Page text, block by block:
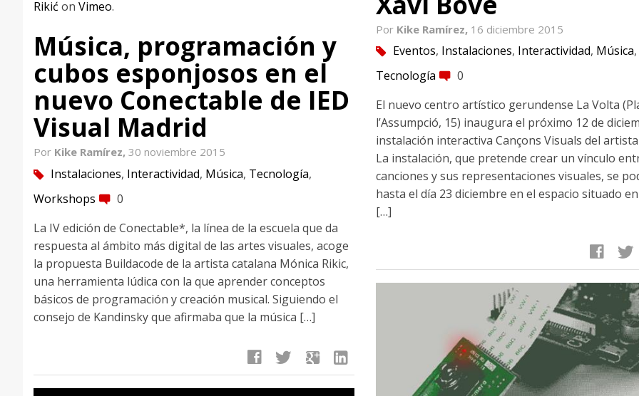
Por Kike Ramírez, 16 diciembre 2015
tag Eventos, Instalaciones, Interactividad, Música,
Tecnología comment 0
El nuevo centro artístico gerundense La Volta
l’Assumpció, 15) inaugura el próximo 12 de
instalación interactiva Cançons Visuals del artista
La instalación, que pretende crear un vínculo
canciones y sus representaciones visuales, se
hasta el día 23 diciembre en el espacio situado
[…]
facebook twitter
Rikić on Vimeo.
Música, programación y
cubos esponjosos en el
nuevo Conectable de IED
Visual Madrid
Por Kike Ramírez, 30 noviembre 2015
tag Instalaciones, Interactividad, Música, Tecnología,
Workshops comment 0
La IV edición de Conectable*, la línea de la escuela que da
respuesta al ámbito más digital de las artes visuales, acoge
la propuesta Buildacode de la artista catalana Mónica Rikic,
una herramienta lúdica con la que aprender conceptos
básicos de programación y creación musical. Siguiendo el
consejo de Kandinsky que afirmaba que la música […]
facebook twitter google linkedin